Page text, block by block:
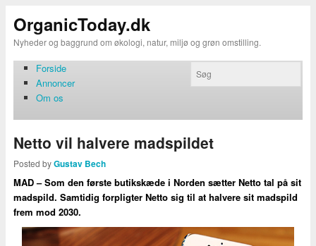
OrganicToday.dk
Nyheder og baggrund om økologi, natur, miljø og grøn omstilling.
Forside
Annoncer
Om os
Netto vil halvere madspildet
Posted byGustav Bech
MAD – Som den første butikskæde i Norden sætter Netto tal på sit
madspild. Samtidig forpligter Netto sig til at halvere sit madspild
frem mod 2030.